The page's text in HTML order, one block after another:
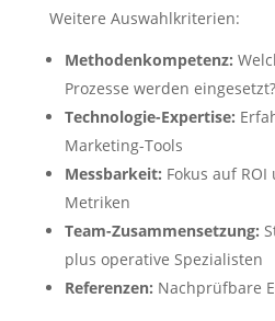
Weitere Auswahlkriterien:
Methodenkompetenz:
Prozesse werden eingesetzt?
Technologie-Expertise:
Marketing-Tools
Messbarkeit: Fokus auf
Metriken
Team-Zusammensetzung:
plus operative Spezialisten
Referenzen: Nachprüfbare